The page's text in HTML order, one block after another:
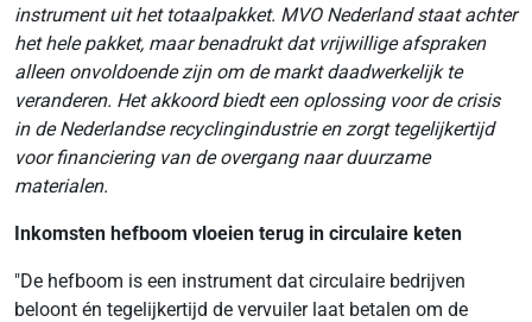
instrument uit het totaalpakket. MVO Nederland staat achter
het hele pakket, maar benadrukt dat vrijwillige afspraken
alleen onvoldoende zijn om de markt daadwerkelijk te
veranderen. Het akkoord biedt een oplossing voor de crisis
in de Nederlandse recyclingindustrie en zorgt tegelijkertijd
voor financiering van de overgang naar duurzame
materialen.
Inkomsten hefboom vloeien terug in circulaire keten
"De hefboom is een instrument dat circulaire bedrijven
beloont én tegelijkertijd de vervuiler laat betalen om de